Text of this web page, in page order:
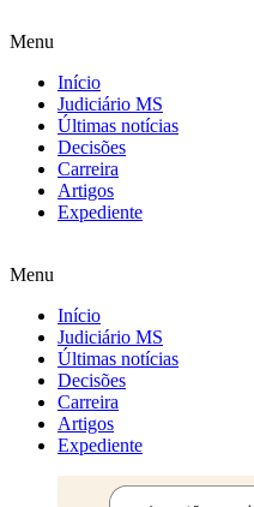
Menu
Início
Judiciário MS
Últimas notícias
Decisões
Carreira
Artigos
Expediente
Menu
Início
Judiciário MS
Últimas notícias
Decisões
Carreira
Artigos
Expediente